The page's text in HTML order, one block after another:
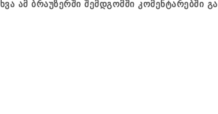
ამ ბრაუზერში შემდგომში კომენტარებში